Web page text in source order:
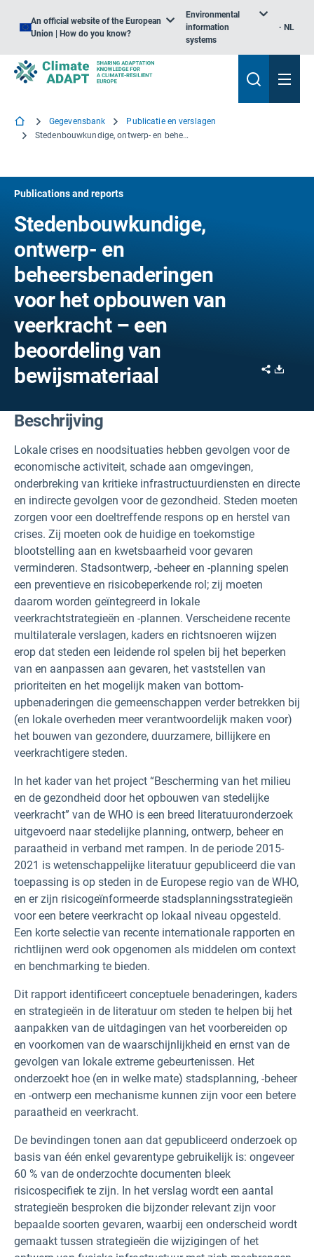
An official website of the European
Union | How do you know?
Environmental
information
systems
NL
Gegevensbank
Publicatie en verslagen
Stedenbouwkundige, ontwerp- en beheersbenaderingen voor het opbouwen van veerkracht – een beoordeling van bewijsmateriaal
Publications and reports
Stedenbouwkundige,
ontwerp- en
beheersbenaderingen
voor het opbouwen van
veerkracht – een
beoordeling van
bewijsmateriaal
Share
Beschrijving
Lokale crises en noodsituaties hebben gevolgen voor de
economische activiteit, schade aan omgevingen,
onderbreking van kritieke infrastructuurdiensten en directe
en indirecte gevolgen voor de gezondheid. Steden moeten
zorgen voor een doeltreffende respons op en herstel van
crises. Zij moeten ook de huidige en toekomstige
blootstelling aan en kwetsbaarheid voor gevaren
verminderen. Stadsontwerp, -beheer en -planning spelen
een preventieve en risicobeperkende rol; zij moeten
daarom worden geïntegreerd in lokale
veerkrachtstrategieën en -plannen. Verscheidene recente
multilaterale verslagen, kaders en richtsnoeren wijzen
erop dat steden een leidende rol spelen bij het beperken
van en aanpassen aan gevaren, het vaststellen van
prioriteiten en het mogelijk maken van bottom-
upbenaderingen die gemeenschappen verder betrekken bij
(en lokale overheden meer verantwoordelijk maken voor)
het bouwen van gezondere, duurzamere, billijkere en
veerkrachtigere steden.
In het kader van het project “Bescherming van het milieu
en de gezondheid door het opbouwen van stedelijke
veerkracht” van de WHO is een breed literatuuronderzoek
uitgevoerd naar stedelijke planning, ontwerp, beheer en
paraatheid in verband met rampen. In de periode 2015-
2021 is wetenschappelijke literatuur gepubliceerd die van
toepassing is op steden in de Europese regio van de WHO,
en er zijn risicogeïnformeerde stadsplanningsstrategieën
voor een betere veerkracht op lokaal niveau opgesteld.
Een korte selectie van recente internationale rapporten en
richtlijnen werd ook opgenomen als middelen om context
en benchmarking te bieden.
Dit rapport identificeert conceptuele benaderingen, kaders
en strategieën in de literatuur om steden te helpen bij het
aanpakken van de uitdagingen van het voorbereiden op
en voorkomen van de waarschijnlijkheid en ernst van de
gevolgen van lokale extreme gebeurtenissen. Het
onderzoekt hoe (en in welke mate) stadsplanning, -beheer
en -ontwerp een mechanisme kunnen zijn voor een betere
paraatheid en veerkracht.
De bevindingen tonen aan dat gepubliceerd onderzoek op
basis van één enkel gevarentype gebruikelijk is: ongeveer
60 % van de onderzochte documenten bleek
risicospecifiek te zijn. In het verslag wordt een aantal
strategieën besproken die bijzonder relevant zijn voor
bepaalde soorten gevaren, waarbij een onderscheid wordt
gemaakt tussen strategieën die wijzigingen of het